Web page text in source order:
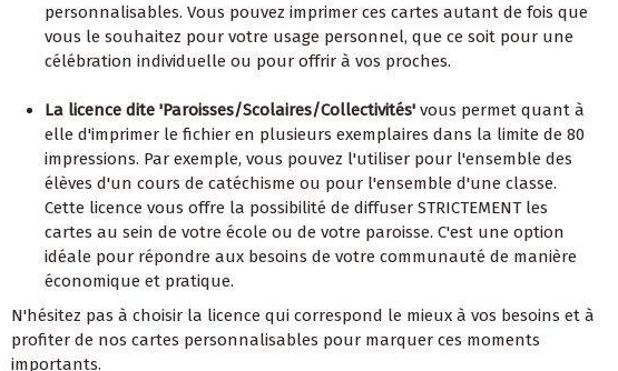
personnalisables. Vous pouvez imprimer ces cartes autant de fois que
vous le souhaitez pour votre usage personnel, que ce soit pour une
célébration individuelle ou pour offrir à vos proches.
La licence dite 'Paroisses/Scolaires/Collectivités'vous permet quant à
elle d'imprimer le fichier en plusieurs exemplaires dans la limite de 80
impressions. Par exemple, vous pouvez l'utiliser pour l'ensemble des
élèves d'un cours de catéchisme ou pour l'ensemble d'une classe.
Cette licence vous offre la possibilité de diffuser STRICTEMENT les
cartes au sein de votre école ou de votre paroisse. C'est une option
idéale pour répondre aux besoins de votre communauté de manière
économique et pratique.
N'hésitez pas à choisir la licence qui correspond le mieux à vos besoins et à
profiter de nos cartes personnalisables pour marquer ces moments
importants.